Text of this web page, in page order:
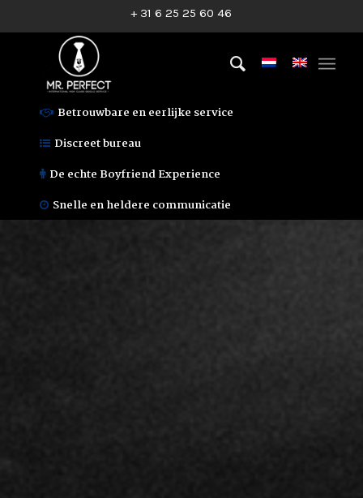
+ 31 6 25 25 60 46
Betrouwbare en eerlijke service
Discreet bureau
De echte Boyfriend Experience
Snelle en heldere communicatie